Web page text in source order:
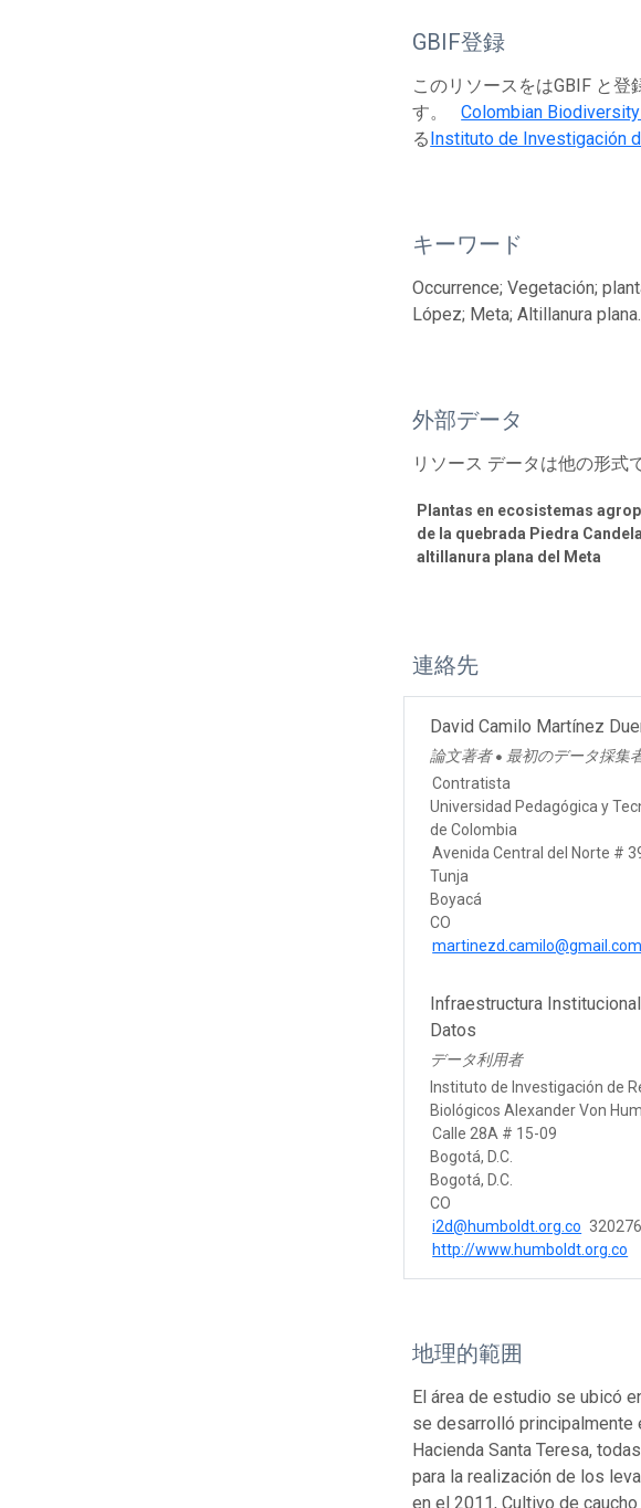
GBIF登録
このリソースをはGBIF と登
す。Colombian
る Instituto de Investigación
キーワード
Occurrence; Vegetación;
López; Meta; Altillanura
外部データ
リソース データは他の形式
Plantas en ecosistemas
de la quebrada Piedra
altillanura plana del Meta
連絡先
David Camilo Martínez
論文著者 ● 最初のデータ採集
Contratista
Universidad Pedagógica y
de Colombia
Avenida Central del Norte #
Tunja
Boyacá
CO
martinezd.camilo@gmail.com
Infraestructura
Datos
データ利用者
Instituto de Investigación de
Biológicos Alexander Von
Calle 28A # 15-09
Bogotá, D.C.
Bogotá, D.C.
CO
i2d@humboldt.org.co
http://www.humboldt.org.co
地理的範囲
El área de estudio se ubicó
se desarrolló principalmente
Hacienda Santa Teresa,
para la realización de los
en el 2011, Cultivo de